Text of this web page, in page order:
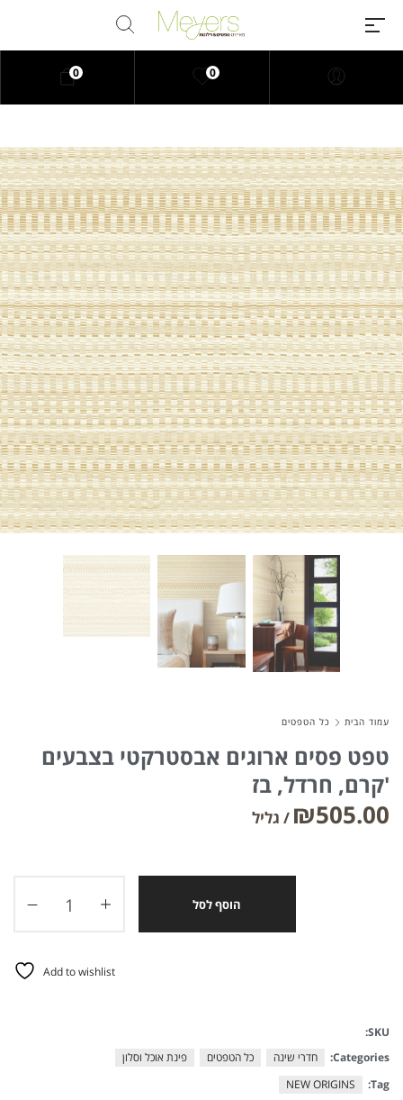
Millions of people around the
world visit Envato to buy and sell
creative assets, use smart design
templates, learn creative skills or
even hire freelancers. With an
industry-leading marketplace
paired with an unlimited
subscription service, Envato
helps creatives like you get
projects done faster.
About Envato
Careers
Sitemap
Community
Blog
Meetups
0
0
עמוד הבית כל הטפטים
טפט פסים ארוגים אבסטרקטי בצבעים
₪505.00
הוסף לסל
Add to wishlist
SKU:
Categories:
חדרי שינה כל הטפטים
פינת אוכל וסלון
Tag:
NEW ORIGINS